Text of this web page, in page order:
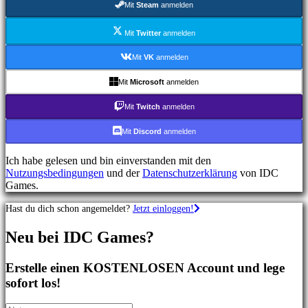
Rennspiele
Gelegenheitsspiele
Indie
Simulationsspiele
Kampfspiele
Gemeinschaft
Gameplay
In-
Game
Events
Media
Foren
IDC
Gifts
IDC
Mit Steam anmelden
MitTwitteranmelden
Mit VKanmelden
Mit Microsoft anmelden
Mit Twitch anmelden
Mit Discord anmelden
Ich habe gelesen und bin einverstanden mit den
Nutzungsbedingungen und derDatenschutzerklärung von IDC
Games.
Hast du dich schon angemeldet? Jetzt einloggen!
Neu bei IDC Games?
Erstelle einen KOSTENLOSEN Account und lege
sofort los!